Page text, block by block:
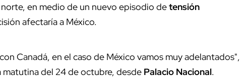
en medio de un nuevo episodio detensión
afectaría a México.
Canadá, en el caso de México vamos muy adelantados",
del 24 de octubre, desde Palacio Nacional.